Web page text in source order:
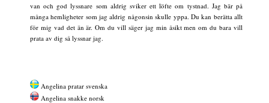
van och god lyssnare som aldrig sviker ett löfte om tystnad. Jag bär på
många hemligheter som jag aldrig någonsin skulle yppa. Du kan berätta allt
för mig vad det än är. Om du vill säger jag min åsikt men om du bara vill
prata av dig så lyssnar jag.
Angelina pratar svenska
Angelina snakke norsk